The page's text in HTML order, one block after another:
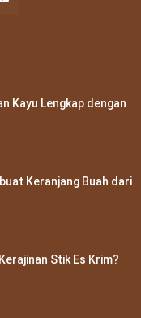
Kayu Lengkap dengan
Keranjang Buah dari
Stik Es Krim?